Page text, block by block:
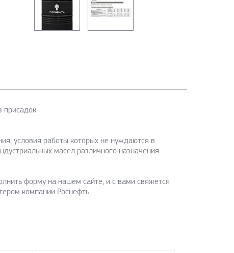
присадок
условия работы которых не нуждаются в
масел различного назначения.
форму на нашем сайте, и с вами свяжется
компании Роснефть.